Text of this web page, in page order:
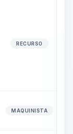
RECURSO
MAQUINISTA